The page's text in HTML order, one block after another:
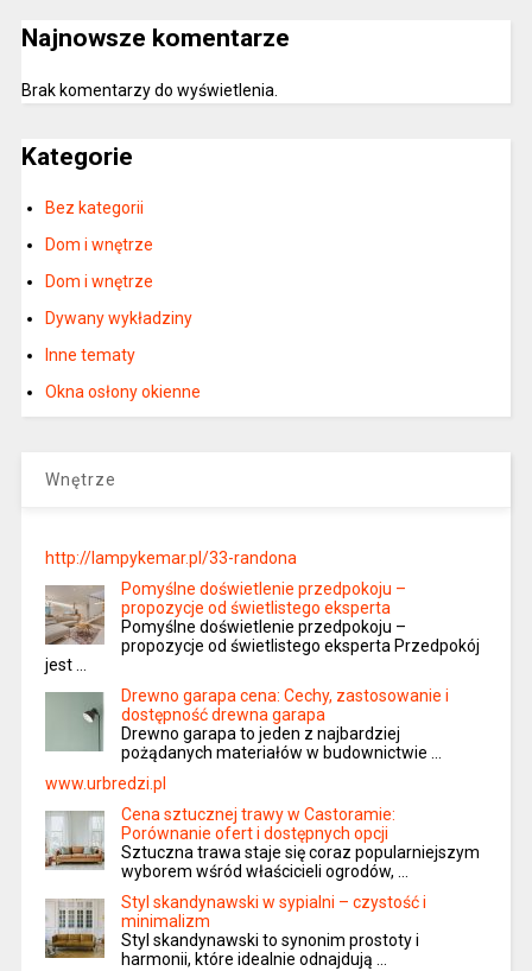
Najnowsze komentarze
Brak komentarzy do wyświetlenia.
Kategorie
Bez kategorii
Dom i wnętrze
Dom i wnętrze
Dywany wykładziny
Inne tematy
Okna osłony okienne
Wnętrze
http://lampykemar.pl/33-randona
Pomyślne doświetlenie przedpokoju –
propozycje od świetlistego eksperta
Pomyślne doświetlenie przedpokoju –
propozycje od świetlistego eksperta Przedpokój
jest …
Drewno garapa cena: Cechy, zastosowanie i
dostępność drewna garapa
Drewno garapa to jeden z najbardziej
pożądanych materiałów w budownictwie …
www.urbredzi.pl
Cena sztucznej trawy w Castoramie:
Porównanie ofert i dostępnych opcji
Sztuczna trawa staje się coraz popularniejszym
wyborem wśród właścicieli ogrodów, …
Styl skandynawski w sypialni – czystość i
minimalizm
Styl skandynawski to synonim prostoty i
harmonii, które idealnie odnajdują …